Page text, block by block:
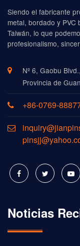
Siendo el fabricante
metal, bordado y
Taiwán, lo que
profesionalismo,
Nº 6, Gaobu
Provincia de
+86-0769-
Noticias